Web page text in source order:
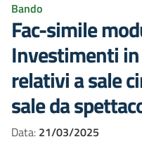
Bando
Fac-simile
Investimenti
relativi a sale
sale da
Data: 21/03/2025